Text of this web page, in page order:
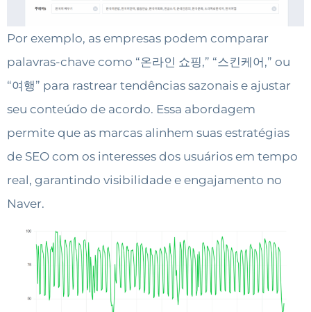
Por exemplo, as empresas podem comparar
palavras-chave como “온라인 쇼핑,” “스킨케어,” ou
“여행” para rastrear tendências sazonais e ajustar
seu conteúdo de acordo. Essa abordagem
permite que as marcas alinhem suas estratégias
de SEO com os interesses dos usuários em tempo
real, garantindo visibilidade e engajamento no
Naver.